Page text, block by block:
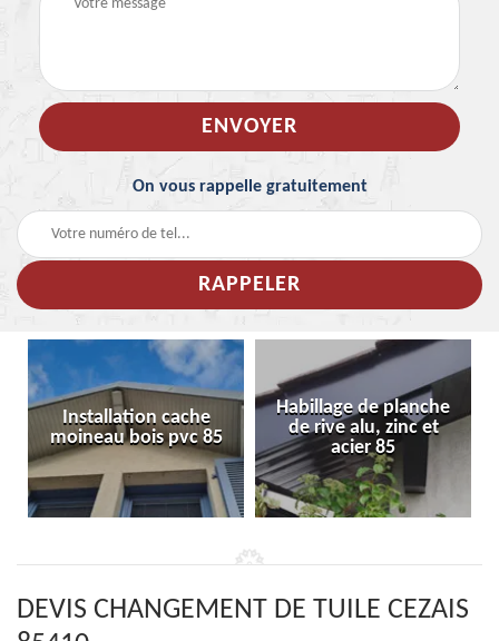
On vous rappelle gratuitement
Installation cache
moineau bois pvc 85
Habillage de planche
de rive alu, zinc et
acier 85
DEVIS CHANGEMENT DE TUILE CEZAIS